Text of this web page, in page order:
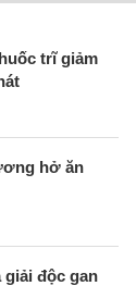
trĩ giảm
hở ăn
giải độc gan